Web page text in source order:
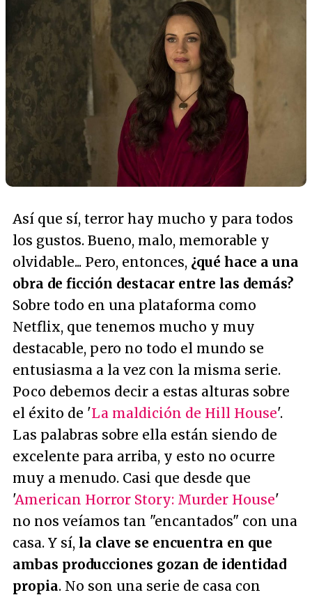
Así que sí, terror hay mucho y para todos
los gustos. Bueno, malo, memorable y
olvidable... Pero, entonces, ¿qué hace a una
obra de ficción destacar entre las demás?
Sobre todo en una plataforma como
Netflix, que tenemos mucho y muy
destacable, pero no todo el mundo se
entusiasma a la vez con la misma serie.
Poco debemos decir a estas alturas sobre
el éxito de 'La maldición de Hill House'.
Las palabras sobre ella están siendo de
excelente para arriba, y esto no ocurre
muy a menudo. Casi que desde que
'American Horror Story: Murder House'
no nos veíamos tan "encantados" con una
casa. Y sí, la clave se encuentra en que
ambas producciones gozan de identidad
propia. No son una serie de casa con